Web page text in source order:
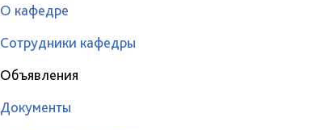
О кафедре
Сотрудники кафедры
Объявления
Документы